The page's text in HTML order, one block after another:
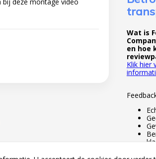
Wat is
en hoe
Klik hier